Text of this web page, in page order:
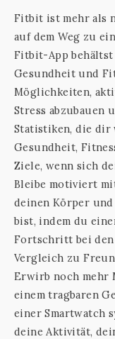
Fitbit ist mehr als
auf dem Weg zu
Fitbit-App
Gesundheit und
Möglichkeiten,
Stress abzubauen
Statistiken, die dir
Gesundheit,
Ziele, wenn sich
Bleibe motiviert
deinen Körper
bist, indem du
Fortschritt bei
Vergleich zu
Erwirb noch mehr
einem tragbaren
einer Smartwatch
deine Aktivität,